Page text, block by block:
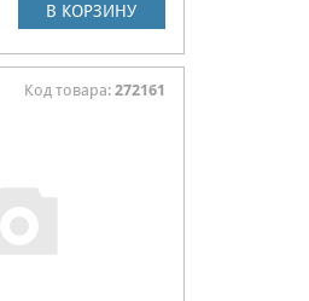
В КОРЗИНУ
Код товара: 272161